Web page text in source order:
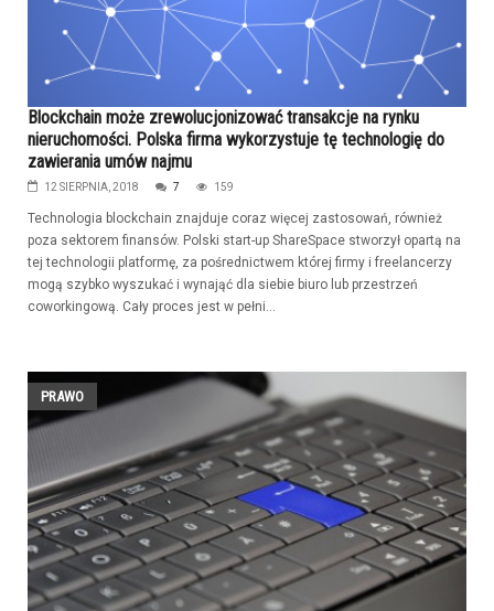
Blockchain może zrewolucjonizować transakcje na rynku
nieruchomości. Polska firma wykorzystuje tę technologię do
zawierania umów najmu
12 SIERPNIA, 2018 7 159
Technologia blockchain znajduje coraz więcej zastosowań, również
poza sektorem finansów. Polski start-up ShareSpace stworzył opartą na
tej technologii platformę, za pośrednictwem której firmy i freelancerzy
mogą szybko wyszukać i wynająć dla siebie biuro lub przestrzeń
coworkingową. Cały proces jest w pełni...
PRAWO